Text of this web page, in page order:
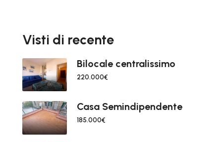
Visti di recente
Bilocale centralissimo
220.000€
Casa Semindipendente
185.000€